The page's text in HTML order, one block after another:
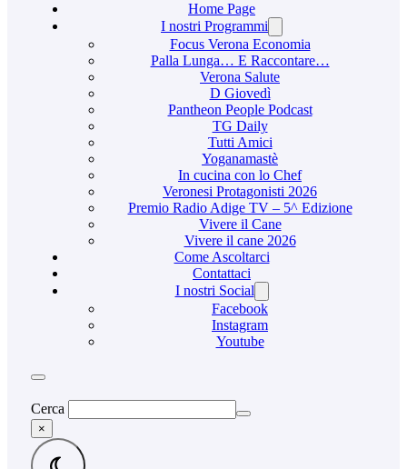
Home Page
I nostri Programmi
Focus Verona Economia
Palla Lunga… E Raccontare…
Verona Salute
D Giovedì
Pantheon People Podcast
TG Daily
Tutti Amici
Yoganamastè
In cucina con lo Chef
Veronesi Protagonisti 2026
Premio Radio Adige TV – 5^ Edizione
Vivere il Cane
Vivere il cane 2026
Come Ascoltarci
Contattaci
I nostri Social
Facebook
Instagram
Youtube
Cerca
×